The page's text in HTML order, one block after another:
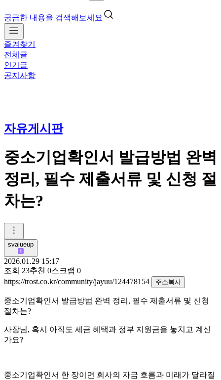
궁금한 내용을 검색해보세요
즐겨찾기
전체글
인기글
공지사항
자유게시판
중소기업확인서 발급방법 완벽
정리, 필수 제출서류 및 신청 절
차는?
svalueup
2026.01.29 15:17
조회 23추천 0스크랩 0
https://trost.co.kr/community/jayuu/124478154
주소복사
중소기업확인서 발급방법 완벽 정리, 필수 제출서류 및 신청
절차는?
사장님, 혹시 아직도 세금 혜택과 정부 지원금을 놓치고 계신
가요?
중소기업확인서 한 장이면 회사의 자금 흐름과 미래가 달라질